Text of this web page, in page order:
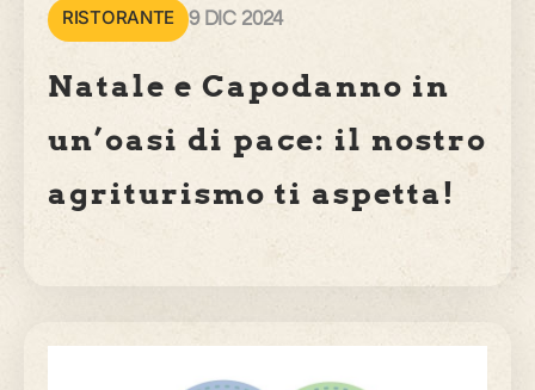
RISTORANTE 9 DIC 2024
Natale e Capodanno in
un’oasi di pace: il nostro
agriturismo ti aspetta!